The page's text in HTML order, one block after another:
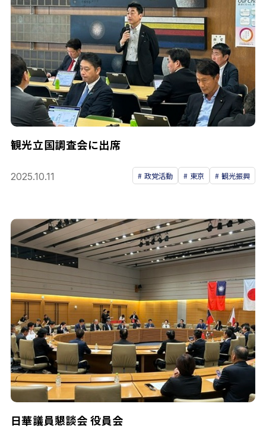
観光立国調査会に出席
2025.10.11 政党活動 東京 観光振興
日華議員懇談会 役員会